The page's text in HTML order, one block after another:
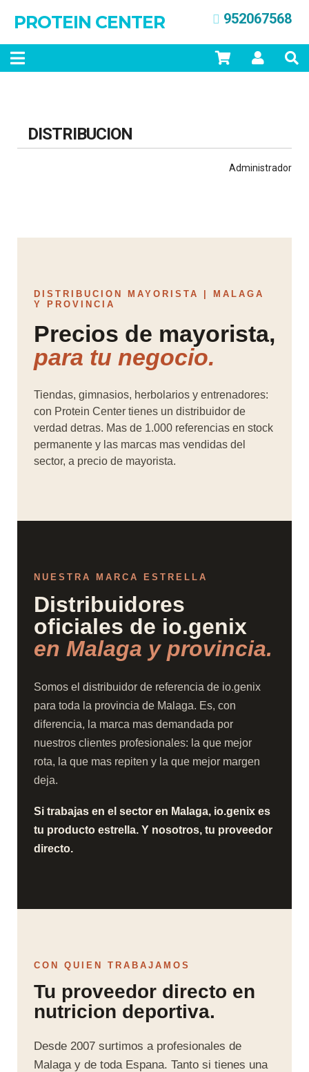
PROTEIN CENTER 952067568
DISTRIBUCION
Administrador
DISTRIBUCION MAYORISTA | MALAGA
Y PROVINCIA
Precios de mayorista,
para tu negocio.
Tiendas, gimnasios, herbolarios y entrenadores:
con Protein Center tienes un distribuidor de
verdad detras. Mas de 1.000 referencias en stock
permanente y las marcas mas vendidas del
sector, a precio de mayorista.
NUESTRA MARCA ESTRELLA
Distribuidores
oficiales de io.genix
en Malaga y provincia.
Somos el distribuidor de referencia de io.genix
para toda la provincia de Malaga. Es, con
diferencia, la marca mas demandada por
nuestros clientes profesionales: la que mejor
rota, la que mas repiten y la que mejor margen
deja.
Si trabajas en el sector en Malaga, io.genix es
tu producto estrella. Y nosotros, tu proveedor
directo.
CON QUIEN TRABAJAMOS
Tu proveedor directo en
nutricion deportiva.
Desde 2007 surtimos a profesionales de
Malaga y de toda Espana. Tanto si tienes una